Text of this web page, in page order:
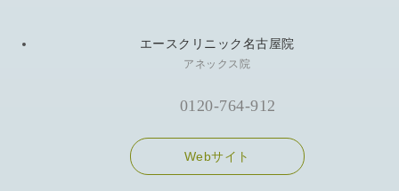
エースクリニック名古屋院
アネックス院
0120-764-912
Webサイト